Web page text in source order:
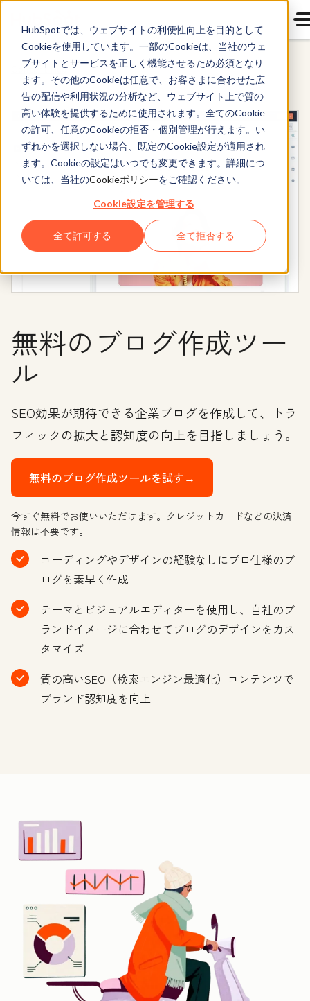
HubSpotでは、ウェブサイトの利便性向上を目的として
Cookieを使用しています。一部のCookieは、当社のウェ
ブサイトとサービスを正しく機能させるため必須となり
ます。その他のCookieは任意で、お客さまに合わせた広
告の配信や利用状況の分析など、ウェブサイト上で質の
高い体験を提供するために使用されます。全てのCookie
の許可、任意のCookieの拒否・個別管理が行えます。い
ずれかを選択しない場合、既定のCookie設定が適用され
ます。Cookieの設定はいつでも変更できます。詳細につ
いては、当社のCookieポリシーをご確認ください。
Cookie設定を管理する
全て許可する 全て拒否する
Content Hub
無料のブログ作成ツー
ル
SEO効果が期待できる企業ブログを作成して、トラ
フィックの拡大と認知度の向上を目指しましょう。
無料のブログ作成ツールを試す→
今すぐ無料でお使いいただけます。クレジットカードなどの決済
情報は不要です。
コーディングやデザインの経験なしにプロ仕様のブ
ログを素早く作成
テーマとビジュアルエディターを使用し、自社のブ
ランドイメージに合わせてブログのデザインをカス
タマイズ
質の高いSEO（検索エンジン最適化）コンテンツで
ブランド認知度を向上